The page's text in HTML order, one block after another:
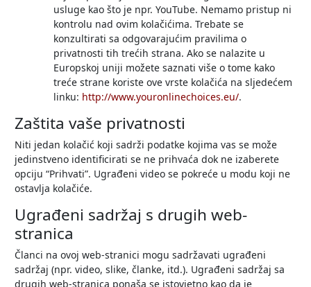
usluge kao što je npr. YouTube. Nemamo pristup ni
kontrolu nad ovim kolačićima. Trebate se
konzultirati sa odgovarajućim pravilima o
privatnosti tih trećih strana. Ako se nalazite u
Europskoj uniji možete saznati više o tome kako
treće strane koriste ove vrste kolačića na sljedećem
linku: http://www.youronlinechoices.eu/.
Zaštita vaše privatnosti
Niti jedan kolačić koji sadrži podatke kojima vas se može
jedinstveno identificirati se ne prihvaća dok ne izaberete
opciju “Prihvati”. Ugrađeni video se pokreće u modu koji ne
ostavlja kolačiće.
Ugrađeni sadržaj s drugih web-
stranica
Članci na ovoj web-stranici mogu sadržavati ugrađeni
sadržaj (npr. video, slike, članke, itd.). Ugrađeni sadržaj sa
drugih web-stranica ponaša se istovjetno kao da je